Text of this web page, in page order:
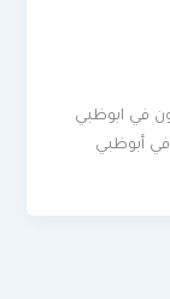
في ابوظبي
في أبوظبي